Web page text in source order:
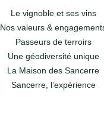
Le vignoble et ses vins
Nos valeurs &
Passeurs de terroirs
Une géodiversité unique
La Maison des Sancerre
Sancerre, l’expérience